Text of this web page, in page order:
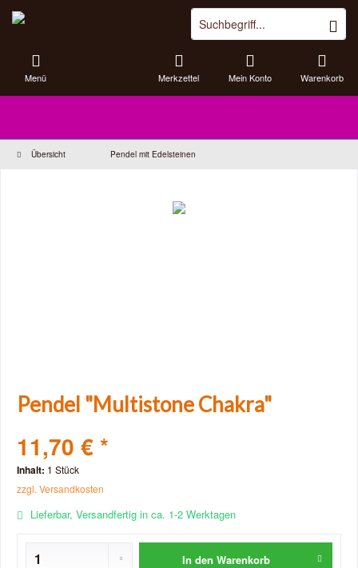
Menü Warenkorb
Merkzettel Mein Konto
Übersicht Pendel mit Edelsteinen
Pendel "Multistone Chakra"
11,70 € *
Inhalt: 1 Stück
zzgl. Versandkosten
Lieferbar, Versandfertig in ca. 1-2 Werktagen
In den Warenkorb